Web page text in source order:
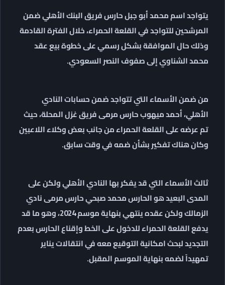
يتواجد اسم محمد أبو جبل حارس فريق البنك الأهلي ضمن
المرشحين للتواجد في القلعة الحمراء، خلال الفترة القادمة
وذلك حال الموافقة بشكل رسمي على خطوة بيع عقد
محمد الشناوي إلى صفوف النصر السعودي.
من ضمن الأسماء التي تتواجد ضمن حسابات النادي
الأهلي، أحمد ميهوب حارس مرمى فريق غزل المحلة، حيث
تم عرضه على القلعة الحمراء من جانب بعض وكلاء اللاعبين
وكان هناك تفكير بشأن ضمه في وقت سابق.
ثالث الأسماء التي قد يفكر بها النادي الأهلي ولكن على
المدى البعيد هو الحارس محمد صبحي حارس مرمى نادي
الزمالك ولكن عقده ينتهي بنهاية موسم 2024، وهو ما قد
يدفع القلعة الحمراء للدخول على الخط وإقناع الحارس بعدم
التجديد لبحث امكانية التوقيع معه في انتقالات يناير
تمهيداً لضمه بنهاية الموسم المقبل.